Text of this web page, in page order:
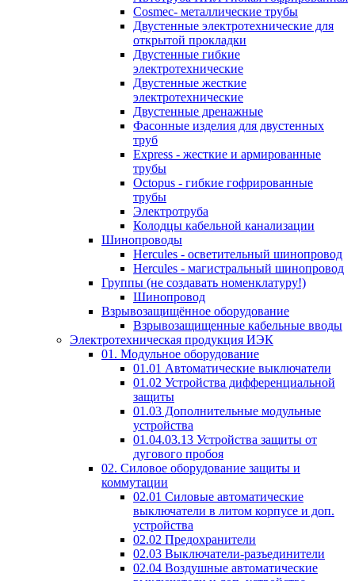
Cosmec- металлические трубы
Двустенные электротехнические для
открытой прокладки
Двустенные гибкие
электротехнические
Двустенные жесткие
электротехнические
Двустенные дренажные
Фасонные изделия для двустенных
труб
Express - жесткие и армированные
трубы
Octopus - гибкие гофрированные
трубы
Электротруба
Колодцы кабельной канализации
Шинопроводы
Hercules - осветительный шинопровод
Hercules - магистральный шинопровод
Группы (не создавать номенклатуру!)
Шинопровод
Взрывозащищённое оборудование
Взрывозащищенные кабельные вводы
Электротехническая продукция ИЭК
01. Модульное оборудование
01.01 Автоматические выключатели
01.02 Устройства дифференциальной
защиты
01.03 Дополнительные модульные
устройства
01.04.03.13 Устройства защиты от
дугового пробоя
02. Силовое оборудование защиты и
коммутации
02.01 Силовые автоматические
выключатели в литом корпусе и доп.
устройства
02.02 Предохранители
02.03 Выключатели-разъединители
02.04 Воздушные автоматические